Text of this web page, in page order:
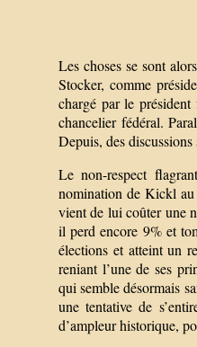
Les choses se sont
Stocker, comme
chargé par le
chancelier fédéral.
Depuis, des
Le non-respect
nomination de Kickl au
vient de lui coûter une
il perd encore 9% et
élections et atteint un
reniant l’une de ses
qui semble désormais
une tentative de
d’ampleur historique,